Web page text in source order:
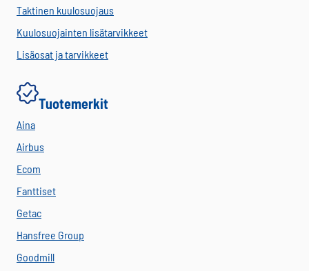
Taktinen kuulosuojaus
Kuulosuojainten lisätarvikkeet
Lisäosat ja tarvikkeet
Tuotemerkit
Aina
Airbus
Ecom
Fanttiset
Getac
Hansfree Group
Goodmill